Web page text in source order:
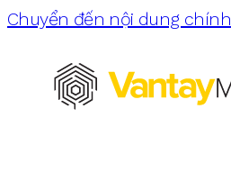
Chuyển đến nội dung chính